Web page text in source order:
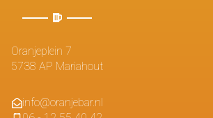
Oranjeplein 7
5738 AP Mariahout
info@oranjebar.nl